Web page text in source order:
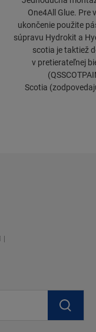
One4All Glue. Pre
ukončenie použite
súpravu Hydrokit a
scotia je taktiež
v pretierateľnej
Scotia